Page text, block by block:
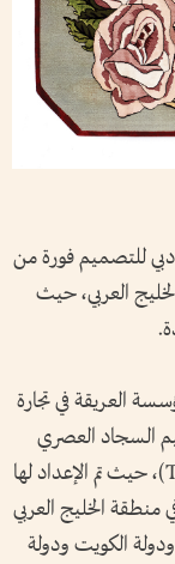
للتصميم فورة من
العربي، حيث
العريقة في تجارة
السجاد العصري
من خلال مجموعة «ترمينال جي» (Terminal G)، حيث تم الإعداد لها
الخليج العربي
الكويت ودولة